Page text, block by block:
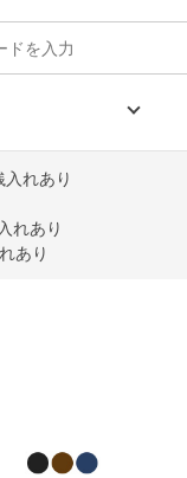
れあり
れあり
あり